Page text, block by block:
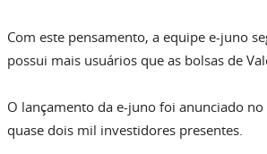
Com este pensamento, a equipe e-juno
possui mais usuários que as bolsas de
O lançamento da e-juno foi anunciado
quase dois mil investidores presentes.